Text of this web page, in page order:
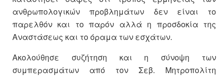
ανθρωπολογικών προβλημάτων δεν είναι το
παρελθόν και το παρόν αλλά η προσδοκία της
Αναστάσεως και το όραμα των εσχάτων.
Ακολούθησε συζήτηση και η σύνοψη των
συμπερασμάτων από τον Σεβ. Μητροπολίτη